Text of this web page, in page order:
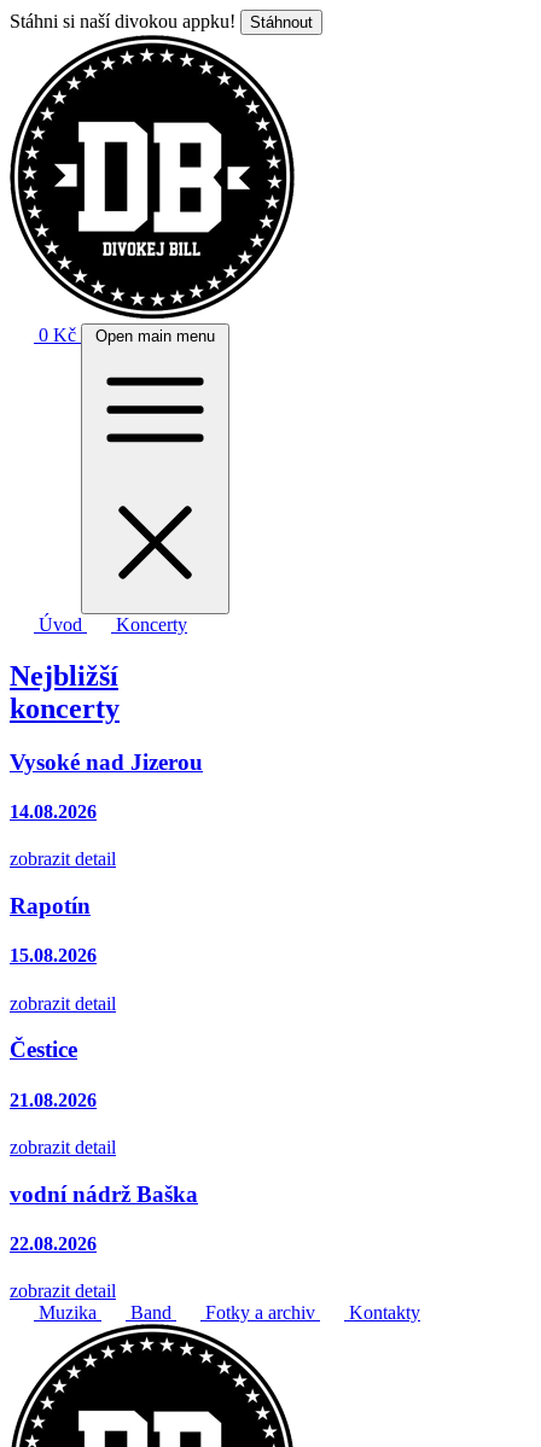
Stáhni si naší divokou appku! Stáhnout
0 Kč Open main menu
Úvod Koncerty
Nejbližší
koncerty
Vysoké nad Jizerou
14.08.2026
zobrazit detail
Rapotín
15.08.2026
zobrazit detail
Čestice
21.08.2026
zobrazit detail
vodní nádrž Baška
22.08.2026
zobrazit detail
Muzika
Band Fotky a archiv Kontakty